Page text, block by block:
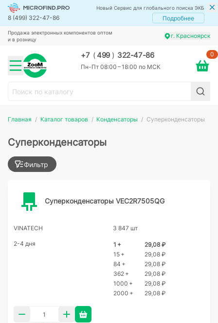
Новый Сервис для глобального поиска ЭКБ
8 (499) 322-47-86 Подробнее
Продажа электронных компонентов оптом
и в розницу
г. Красноярск
+7 (499 ) 322-47-86
Пн-Пт 08:00 – 18:00 по МСК
0
Главная Каталог товаров Конденсаторы Суперконденсаторы
Суперконденсаторы
Фильтр
Суперконденсаторы VEC2R7505QG
VINATECH 3 847 шт
2-4 дня 1 +
29,08 ₽
15 +
29,08 ₽
84 +
29,08 ₽
362 +
29,08 ₽
1000 +
29,08 ₽
2000 +
29,08 ₽